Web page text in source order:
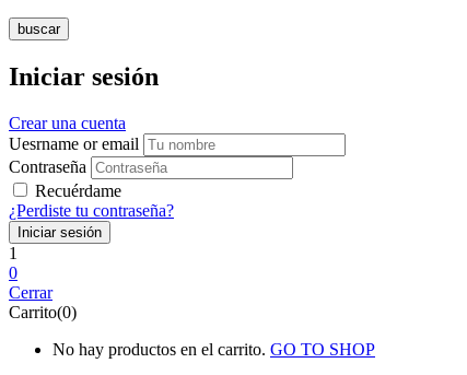
buscar
Iniciar sesión
Crear una cuenta
Uesrname or email
Contraseña
Recuérdame
¿Perdiste tu contraseña?
1
0
Cerrar
Carrito(0)
No hay productos en el carrito. GO TO SHOP